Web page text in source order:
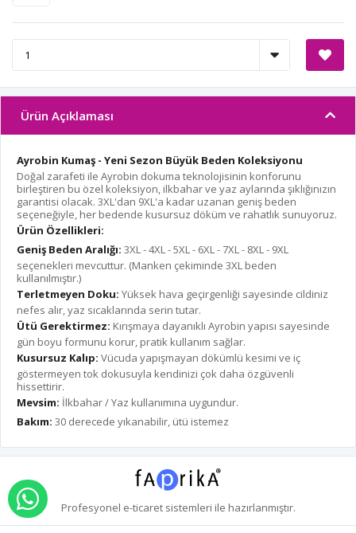
Ürün Açıklaması
Ayrobin Kumaş - Yeni Sezon Büyük Beden Koleksiyonu
Doğal zarafeti ile Ayrobin dokuma teknolojisinin konforunu
birleştiren bu özel koleksiyon, ilkbahar ve yaz aylarında şıklığınızın
garantisi olacak. 3XL'dan 9XL'a kadar uzanan geniş beden
seçeneğiyle, her bedende kusursuz döküm ve rahatlık sunuyoruz.
Ürün Özellikleri:
Geniş Beden Aralığı: 3XL - 4XL - 5XL - 6XL - 7XL - 8XL - 9XL
seçenekleri mevcuttur. (Manken çekiminde 3XL beden
kullanılmıştır.)
Terletmeyen Doku: Yüksek hava geçirgenliği sayesinde cildiniz
nefes alır, yaz sıcaklarında serin tutar.
Ütü Gerektirmez: Kırışmaya dayanıklı Ayrobin yapısı sayesinde
gün boyu formunu korur, pratik kullanım sağlar.
Kusursuz Kalıp: Vücuda yapışmayan dökümlü kesimi ve iç
göstermeyen tok dokusuyla kendinizi çok daha özgüvenli
hissettirir.
Mevsim: İlkbahar / Yaz kullanımına uygundur.
Bakım: 30 derecede yıkanabilir, ütü istemez
Profesyonel e-ticaretsistemleri ile hazırlanmıştır.